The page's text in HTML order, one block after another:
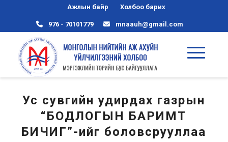
Ажлын байр Холбоо барих
976 - 70101779 mnaauh@gmail.com
Ус сувгийн удирдах газрын
“БОДЛОГЫН БАРИМТ
БИЧИГ”-ийг боловсрууллаа